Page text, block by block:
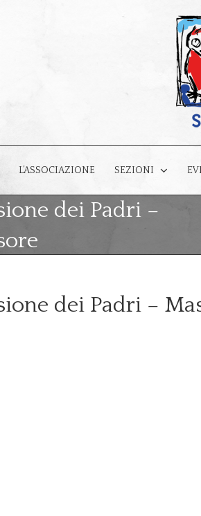
L’ASSOCIAZIONE SEZIONI
dei Padri –
dei Padri –